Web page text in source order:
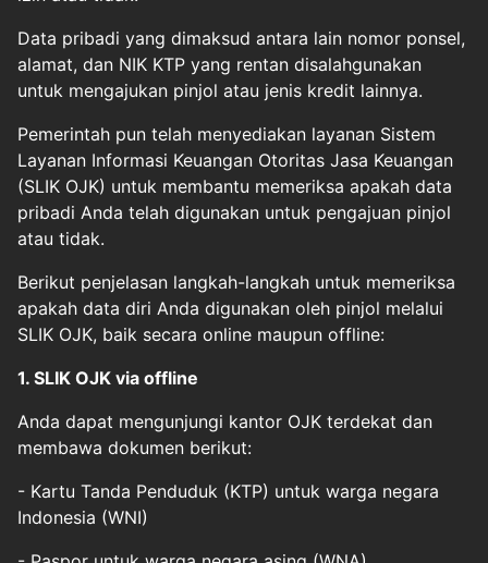
Data pribadi yang dimaksud antara lain nomor ponsel,
alamat, dan NIK KTP yang rentan disalahgunakan
untuk mengajukan pinjol atau jenis kredit lainnya.
Pemerintah pun telah menyediakan layanan Sistem
Layanan Informasi Keuangan Otoritas Jasa Keuangan
(SLIK OJK) untuk membantu memeriksa apakah data
pribadi Anda telah digunakan untuk pengajuan pinjol
atau tidak.
Berikut penjelasan langkah-langkah untuk memeriksa
apakah data diri Anda digunakan oleh pinjol melalui
SLIK OJK, baik secara online maupun offline:
1. SLIK OJK via offline
Anda dapat mengunjungi kantor OJK terdekat dan
membawa dokumen berikut:
- Kartu Tanda Penduduk (KTP) untuk warga negara
Indonesia (WNI)